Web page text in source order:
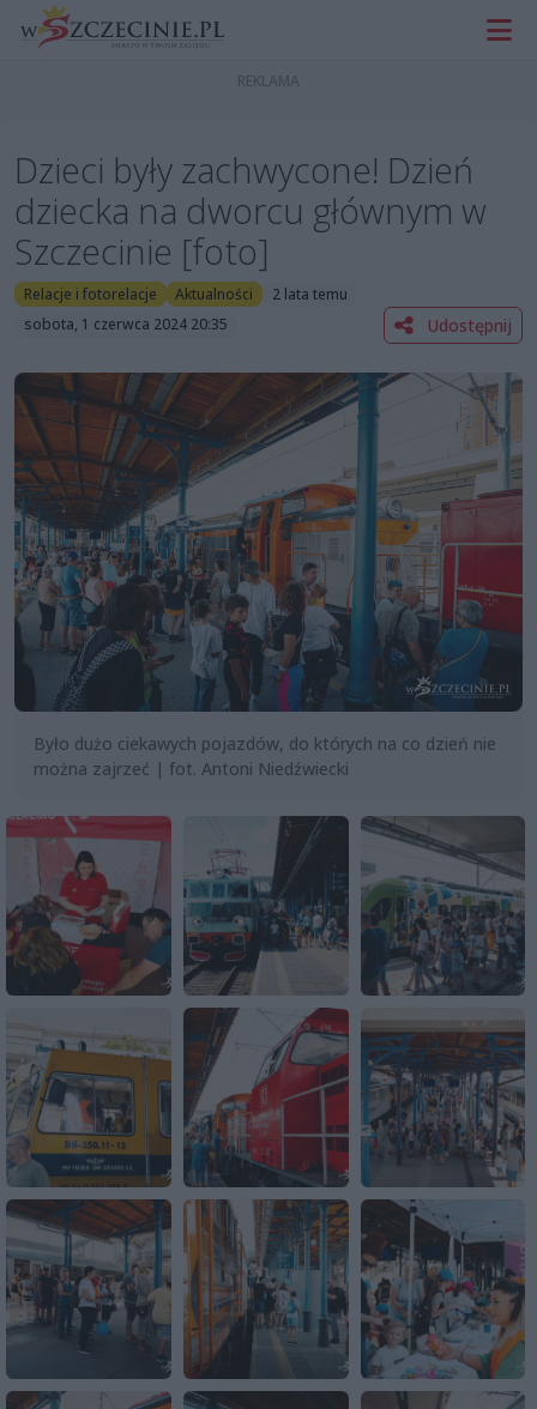
Dzieci były zachwycone! Dzień
dziecka na dworcu głównym w
Szczecinie [foto]
Relacje i fotorelacje Aktualności
2 lata temu
sobota, 1 czerwca 2024 20:35
Udostępnij
Było dużo ciekawych pojazdów, do których na co dzień nie
można zajrzeć | fot. Antoni Niedźwiecki